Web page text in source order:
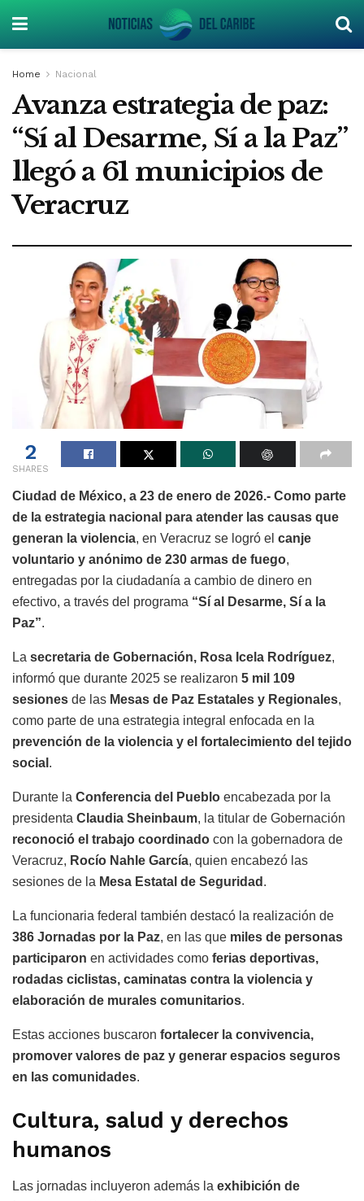
Home Nacional
Avanza estrategia de paz:
“Sí al Desarme, Sí a la Paz”
llegó a 61 municipios de
Veracruz
2
SHARES
Ciudad de México, a 23 de enero de 2026.- Como parte
de la estrategia nacional para atender las causas que
generan la violencia, en Veracruz se logró el canje
voluntario y anónimo de 230 armas de fuego,
entregadas por la ciudadanía a cambio de dinero en
efectivo, a través del programa “Sí al Desarme, Sí a la
Paz”.
La secretaria de Gobernación, Rosa Icela Rodríguez,
informó que durante 2025 se realizaron 5 mil 109
sesiones de las Mesas de Paz Estatales y Regionales,
como parte de una estrategia integral enfocada en la
prevención de la violencia y el fortalecimiento del tejido
social .
Durante la Conferencia del Pueblo encabezada por la
presidenta Claudia Sheinbaum, la titular de Gobernación
reconoció el trabajo coordinado con la gobernadora de
Veracruz, Rocío Nahle García, quien encabezó las
sesiones de la Mesa Estatal de Seguridad .
La funcionaria federal también destacó la realización de
386 Jornadas por la Paz, en las que miles de personas
participaron en actividades como ferias deportivas,
rodadas ciclistas, caminatas contra la violencia y
elaboración de murales comunitarios.
Estas acciones buscaron fortalecer la convivencia,
promover valores de paz y generar espacios seguros
en las comunidades.
Cultura, salud y derechos
humanos
Las jornadas incluyeron además la exhibición de